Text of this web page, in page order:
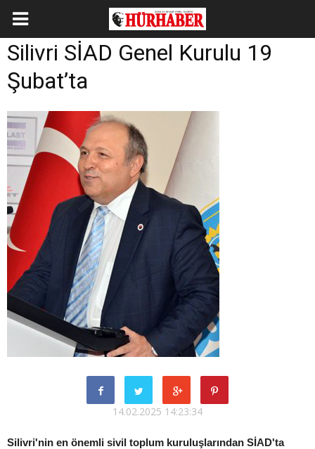
Silivri SİAD Genel Kurulu 19
Şubat’ta
14.02.2025 14:23:34
Silivri'nin en önemli sivil toplum kuruluşlarından SİAD'ta